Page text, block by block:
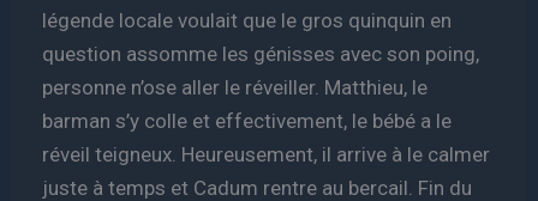
légende locale voulait que le gros quinquin en
question assomme les génisses avec son poing,
personne n’ose aller le réveiller. Matthieu, le
barman s’y colle et effectivement, le bébé a le
réveil teigneux. Heureusement, il arrive à le calmer
juste à temps et Cadum rentre au bercail. Fin du